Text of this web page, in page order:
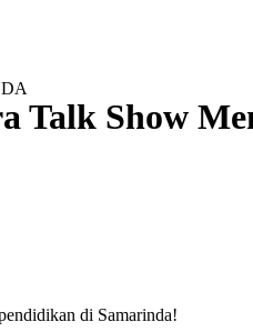
Talk Show
di Samarinda!